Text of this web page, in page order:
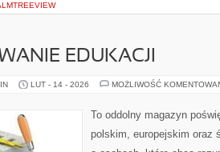
EDUKACJI
LUT - 14 - 2026 MOŻLIWOŚĆ
To oddolny magazyn
polskim, europejskim oraz